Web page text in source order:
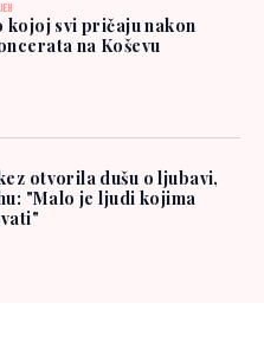
kojoj svi pričaju nakon
na Koševu
otvorila dušu o ljubavi,
"Malo je ljudi kojima